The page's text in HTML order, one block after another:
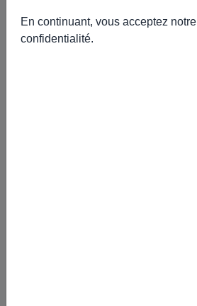
En continuant, vous acceptez notre
confidentialité.